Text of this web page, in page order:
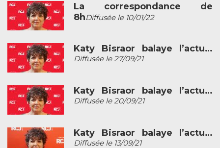
La correspondance de
8hDiffusée le 10/01/22
Katy Bisraor balaye l’actu…
Diffusée le 27/09/21
Katy Bisraor balaye l’actu…
Diffusée le 20/09/21
Katy Bisraor balaye l’actu…
Diffusée le 13/09/21